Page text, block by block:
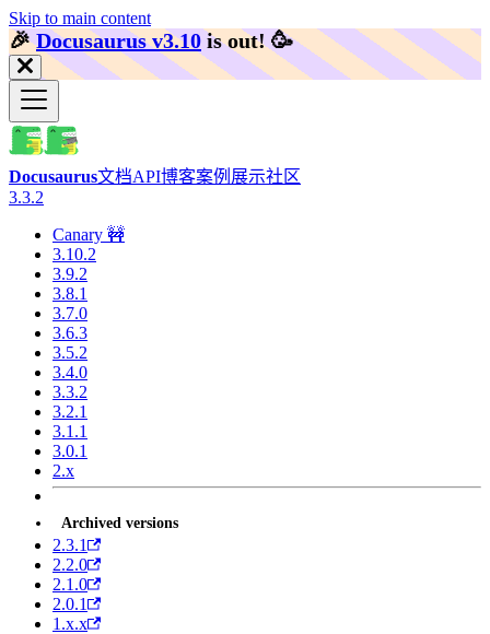
Skip to main content
🎉️Docusaurus v3.10 is out! 🥳️
Docusaurus文档API博客案例展示社区
3.3.2
Canary 🚧
3.10.2
3.9.2
3.8.1
3.7.0
3.6.3
3.5.2
3.4.0
3.3.2
3.2.1
3.1.1
3.0.1
2.x
Archived versions
2.3.1
2.2.0
2.1.0
2.0.1
1.x.x